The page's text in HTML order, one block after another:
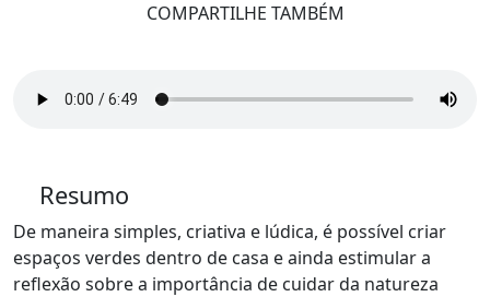
COMPARTILHE TAMBÉM
Resumo
De maneira simples, criativa e lúdica, é possível criar
espaços verdes dentro de casa e ainda estimular a
reflexão sobre a importância de cuidar da natureza